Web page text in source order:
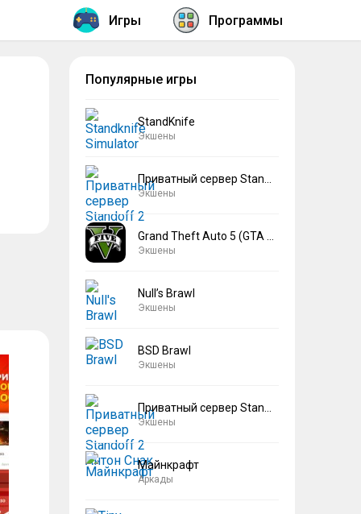
Игры Программы
Популярные игры
StandKnife
Экшены
Экшены
Экшены
Null’s Brawl
Экшены
BSD Brawl
Экшены
Экшены
Майнкрафт
Аркады